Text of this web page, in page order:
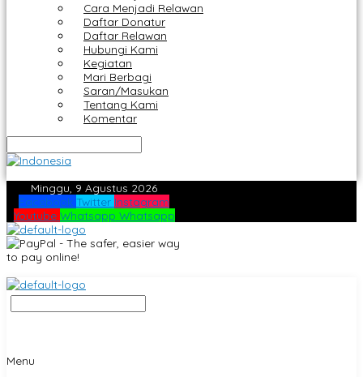
Cara Menjadi Relawan
Daftar Donatur
Daftar Relawan
Hubungi Kami
Kegiatan
Mari Berbagi
Saran/Masukan
Tentang Kami
Komentar
Minggu, 9 Agustus 2026
Facebook Twitter Instagram
Youtube Whatsapp Whatsapp
Menu